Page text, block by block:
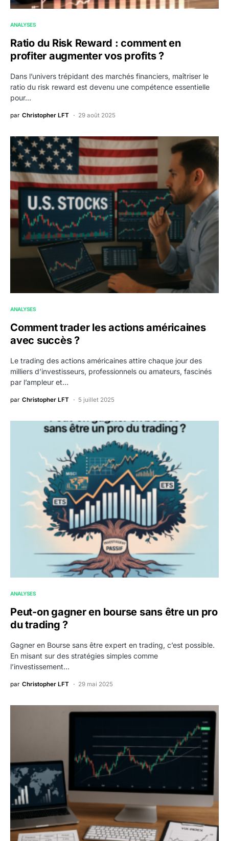
ANALYSES
Ratio du Risk Reward : comment en
profiter augmenter vos profits ?
Dans l’univers trépidant des marchés financiers, maîtriser le
ratio du risk reward est devenu une compétence essentielle
pour…
par Christopher LFT 29 août 2025
ANALYSES
Comment trader les actions américaines
avec succès ?
Le trading des actions américaines attire chaque jour des
milliers d’investisseurs, professionnels ou amateurs, fascinés
par l’ampleur et…
par Christopher LFT 5 juillet 2025
ANALYSES
Peut-on gagner en bourse sans être un pro
du trading ?
Gagner en Bourse sans être expert en trading, c’est possible.
En misant sur des stratégies simples comme
l’investissement…
par Christopher LFT 29 mai 2025